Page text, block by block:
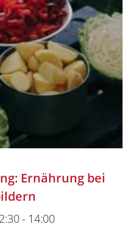
Ernährung bei
- 14:00